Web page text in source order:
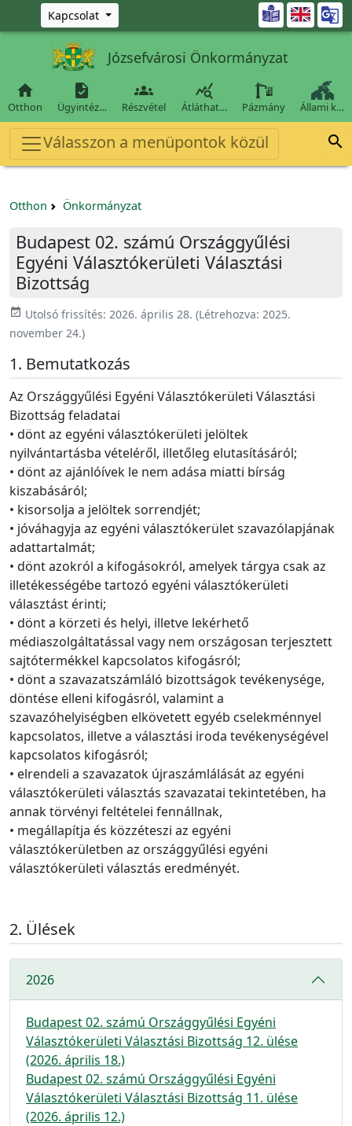
Ugrás a fő tartalomra
Kapcsolat 
Józsefvárosi Önkormányzat

Otthon

Ügyintéz…

Részvétel

Átláthat… Pázmány Állami k…
Válasszon a menüpontok közül 
Otthon Önkormányzat
Budapest 02. számú Országgyűlési
Egyéni Választókerületi Választási
Bizottság
event_available Utolsó frissítés: 2026. április 28. (Létrehozva: 2025.
november 24.)
Bemutatkozás
Az Országgyűlési Egyéni Választókerületi Választási
Bizottság feladatai
• dönt az egyéni választókerületi jelöltek
nyilvántartásba vételéről, illetőleg elutasításáról;
• dönt az ajánlóívek le nem adása miatti bírság
kiszabásáról;
• kisorsolja a jelöltek sorrendjét;
• jóváhagyja az egyéni választókerület szavazólapjának
adattartalmát;
• dönt azokról a kifogásokról, amelyek tárgya csak az
illetékességébe tartozó egyéni választókerületi
választást érinti;
• dönt a körzeti és helyi, illetve lekérhető
médiaszolgáltatással vagy nem országosan terjesztett
sajtótermékkel kapcsolatos kifogásról;
• dönt a szavazatszámláló bizottságok tevékenysége,
döntése elleni kifogásról, valamint a
szavazóhelyiségben elkövetett egyéb cselekménnyel
kapcsolatos, illetve a választási iroda tevékenységével
kapcsolatos kifogásról;
• elrendeli a szavazatok újraszámlálását az egyéni
választókerületi választás szavazatai tekintetében, ha
annak törvényi feltételei fennállnak,
• megállapítja és közzéteszi az egyéni
választókerületben az országgyűlési egyéni
választókerületi választás eredményét.
Ülések
2026
Budapest 02. számú Országgyűlési Egyéni
Választókerületi Választási Bizottság 12. ülése
(2026. április 18.)
Budapest 02. számú Országgyűlési Egyéni
Választókerületi Választási Bizottság 11. ülése
(2026. április 12.)